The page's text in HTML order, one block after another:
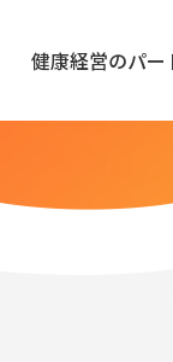
健康経営のパー